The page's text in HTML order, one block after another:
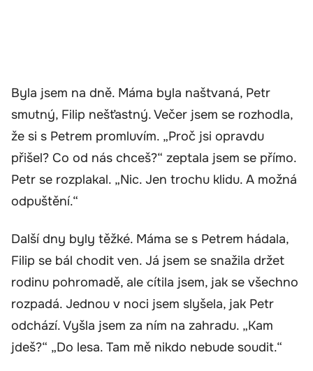
Byla jsem na dně. Máma byla naštvaná, Petr
smutný, Filip nešťastný. Večer jsem se rozhodla,
že si s Petrem promluvím. „Proč jsi opravdu
přišel? Co od nás chceš?“ zeptala jsem se přímo.
Petr se rozplakal. „Nic. Jen trochu klidu. A možná
odpuštění.“
Další dny byly těžké. Máma se s Petrem hádala,
Filip se bál chodit ven. Já jsem se snažila držet
rodinu pohromadě, ale cítila jsem, jak se všechno
rozpadá. Jednou v noci jsem slyšela, jak Petr
odchází. Vyšla jsem za ním na zahradu. „Kam
jdeš?“ „Do lesa. Tam mě nikdo nebude soudit.“